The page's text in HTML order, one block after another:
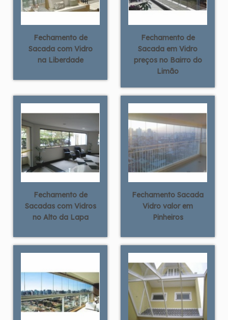
Fechamento de
Sacada com Vidro
na Liberdade
Fechamento de
Sacada em Vidro
preços no Bairro do
Limão
Fechamento de
Sacadas com Vidros
no Alto da Lapa
Fechamento Sacada
Vidro valor em
Pinheiros